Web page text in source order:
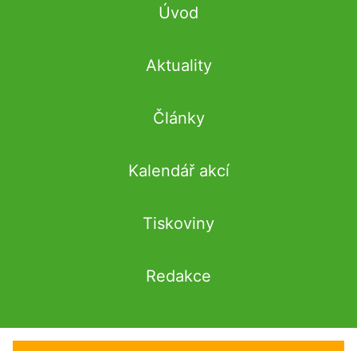
Úvod
Aktuality
Články
Kalendář akcí
Tiskoviny
Redakce